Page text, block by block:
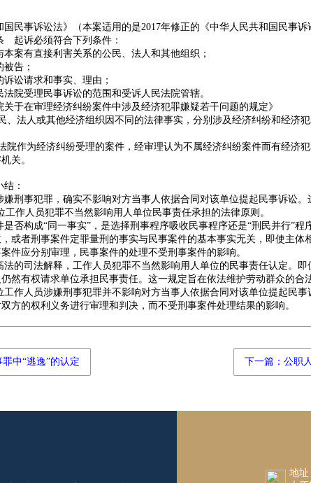
国民事诉讼法》（本案适用的是2017年修正的《中华人民共和国民事诉
起诉必须符合下列条件：
本案有直接利害关系的公民、法人和其他组织；
被告；
诉讼请求和事实、理由；
法院受理民事诉讼的范围和受诉人民法院管辖。
关于在审理经济纠纷案件中涉及经济犯罪嫌疑若干问题的规定》
、法人或其他经济组织因不同的法律事实，分别涉及经济纠纷和经济
院作为经济纠纷受理的案件，经审理认为不属经济纠纷案件而有经济
关。
结：
嫌刑事犯罪，确实不影响对方当事人依据合同对该单位提起民事诉讼‌
工作人员犯罪不当然影响用人单位民事责任承担的法律原则。
是否构成“同一事实”，是选择刑事程序吸收民事程序还是“刑民并行”
或者刑事案件定罪量刑的事实与民事案件的基本事实无关，即使主体
件应分别审理，民事案件的处理不受刑事案件的影响‌。
法的司法解释，工作人员犯罪不当然影响用人单位的民事责任认定。
然有权请求单位承担民事责任。这一规定旨在依法维护劳动群众的合
工作人员涉嫌刑事犯罪并不影响对方当事人依据合同对该单位提起民
方的权利义务进行审理和判决，而不受刑事案件处理结果的影响。
中“逃逸”的认定 下一篇：公职
地址